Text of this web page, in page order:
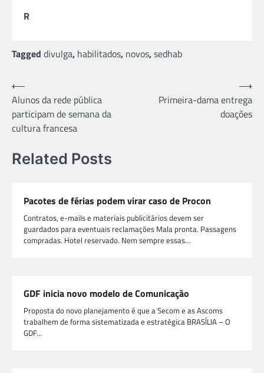
R
Tagged divulga, habilitados, novos,sedhab
Navegação
de
Post
⟵
Alunos da rede pública
participam de semana da
cultura francesa
Primeira-dama entrega
doações
⟶
Related Posts
Pacotes de férias podem virar caso de Procon
Contratos, e-mails e materiais publicitários devem ser
guardados para eventuais reclamações Mala pronta. Passagens
compradas. Hotel reservado. Nem sempre essas…
GDF inicia novo modelo de Comunicação
Proposta do novo planejamento é que a Secom e as Ascoms
trabalhem de forma sistematizada e estratégica BRASÍLIA – O
GDF…